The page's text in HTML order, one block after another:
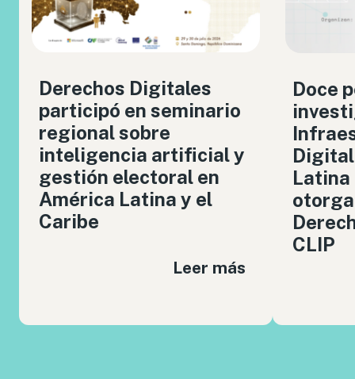
Derechos Digitales
participó en seminario
regional sobre
inteligencia artificial y
gestión electoral en
América Latina y el
Caribe
Leer más
Doce
Latina
CLIP